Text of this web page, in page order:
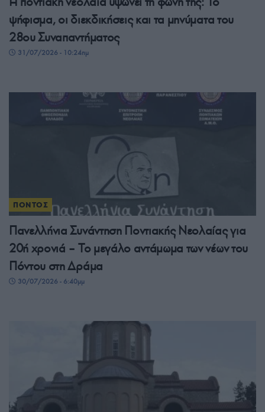
ψήφισμα, οι διεκδικήσεις και τα μηνύματα του
28ου Συναπαντήματος
31/07/2026 - 10:24πμ
ΠΟΝΤΟΣ
Πανελλήνια Συνάντηση Ποντιακής Νεολαίας για
20ή χρονιά – Το μεγάλο αντάμωμα των νέων του
Πόντου στη Δράμα
30/07/2026 - 6:40μμ